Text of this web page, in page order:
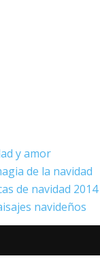
y amor
de la navidad
de navidad 2014
navideños